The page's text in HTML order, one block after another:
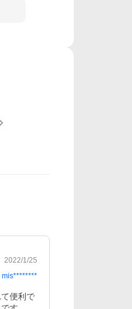
2022/1/25
mis********
便利で